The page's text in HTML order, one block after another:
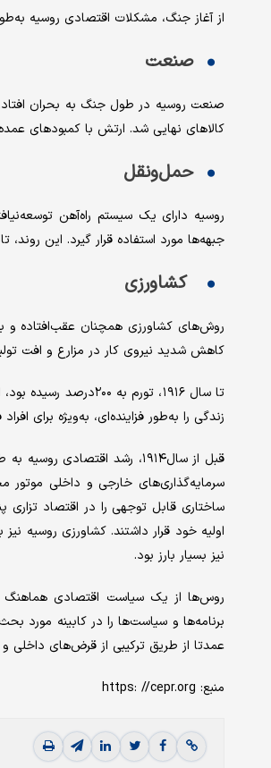
از آغاز جنگ، مشکلات اقتصادی روسیه به‌طور پیوسته بدتر شد. تا
صنعت
صنعت روسیه در طول جنگ به بحران افتاد.
کالاهای نهایی شد. ارتش با کمبودهای
حمل‌ونقل
روسیه دارای یک سیستم راه‌آهن
جبهه‌ها مورد استفاده قرار گیرد. این روند،
کشاورزی
روش‌های کشاورزی همچنان عقب‌افتاده و
کاهش شدید نیروی کار در مزارع و افت
تا سال ۱۹۱۶، تورم
زندگی را به‌طور فزاینده‌ای، به‌ویژه برای
قبل از سال۱۹۱۴، رشد
سرمایه‌گذاری‌های خارجی و داخلی
ساختاری قابل توجهی را در اقتصاد تزاری
اولیه خود قرار داشتند. کشاورزی روسیه
نیز بسیار بارز بود.
روس‌ها از یک سیاست اقتصادی هماهنگ و
برنامه‌ها و سیاست‌ها را در کابینه مورد
عمدتا از طریق ترکیبی از قرض‌های داخلی و خارجی و انتشار ارز
منبع: https: //cepr.org